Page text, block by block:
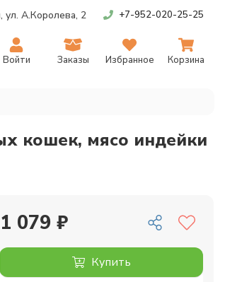
ул. А.Королева, 2 +7-952-020-25-25
Войти Заказы Избранное Корзина
кошек, мясо индейки
1 079 ₽
Купить